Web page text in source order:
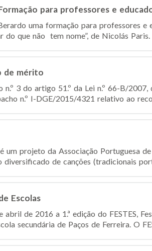
para professores e
uma formação para professores e
do que não tem nome”, de Nicolás
de mérito
3 do artigo 51.º da Lei n.º 66-B/2007,
n.º I-DGE/2015/4321 relativo ao
projeto da Associação Portuguesa
de canções (tradicionais
Escolas
de 2016 a 1.ª edição do FESTES,
secundária de Paços de Ferreira. O